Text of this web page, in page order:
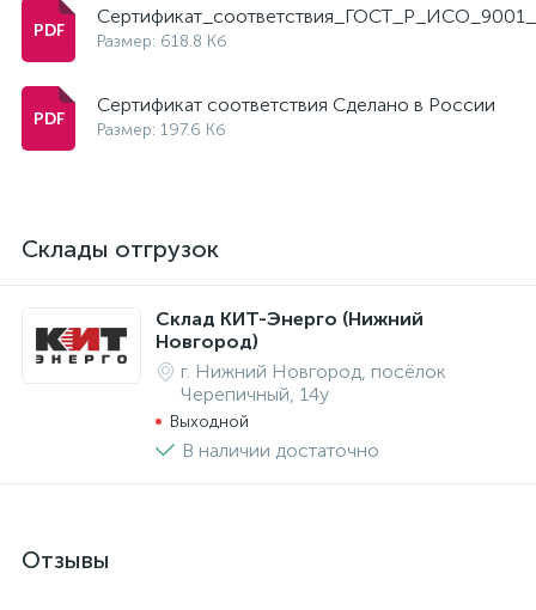
Размер: 618.8 Кб
Сертификат соответствия Сделано в России
Размер: 197.6 Кб
Склады отгрузок
Склад КИТ-Энерго (Нижний
Новгород)
г. Нижний Новгород, посёлок
Черепичный, 14у
Выходной
В наличии достаточно
Отзывы